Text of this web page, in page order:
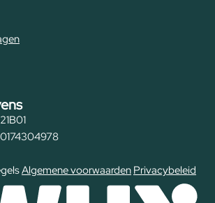
Algemene voorwaarden Privacybeleid